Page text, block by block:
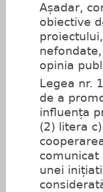
Așadar,
obiective
opinia
Legea nr.
de a
influența
(2) litera
comunicat
unei